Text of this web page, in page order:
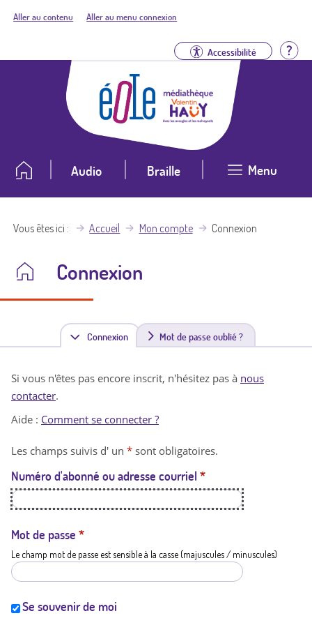
Aller au contenu Aller au menu connexion
Accessibilité
Audio Braille Menu
Vous êtes ici Accueil Mon compte Connexion
Connexion
Connexion(
n
t
a
t
i
Mot de passe oublié ?
Si vous n'êtes pas encore inscrit, n'hésitez pas à nous
contacter.
Aide : Comment se connecter ?
Les champs suivis d' un * sont obligatoires.
Numéro d'abonné ou adresse courriel *
Mot de passe *
Le champ mot de passe est sensible à la casse (majuscules / minuscules)
Se souvenir de moi